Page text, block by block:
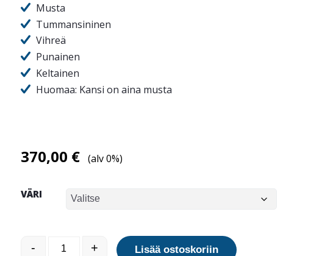
Musta
Tummansininen
Vihreä
Punainen
Keltainen
Huomaa: Kansi on aina musta
370,00 € (alv 0%)
VÄRI
Super Trimline 50 kannella määrä
- + Lisää ostoskoriin